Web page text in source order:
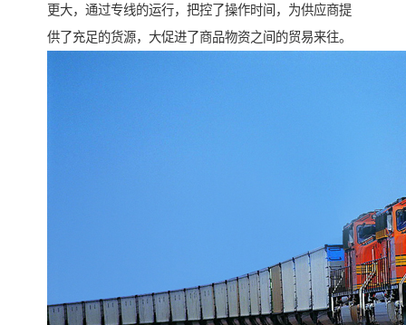
更大，通过专线的运行，把控了操作时间，为供应商提
供了充足的货源，大促进了商品物资之间的贸易来往。